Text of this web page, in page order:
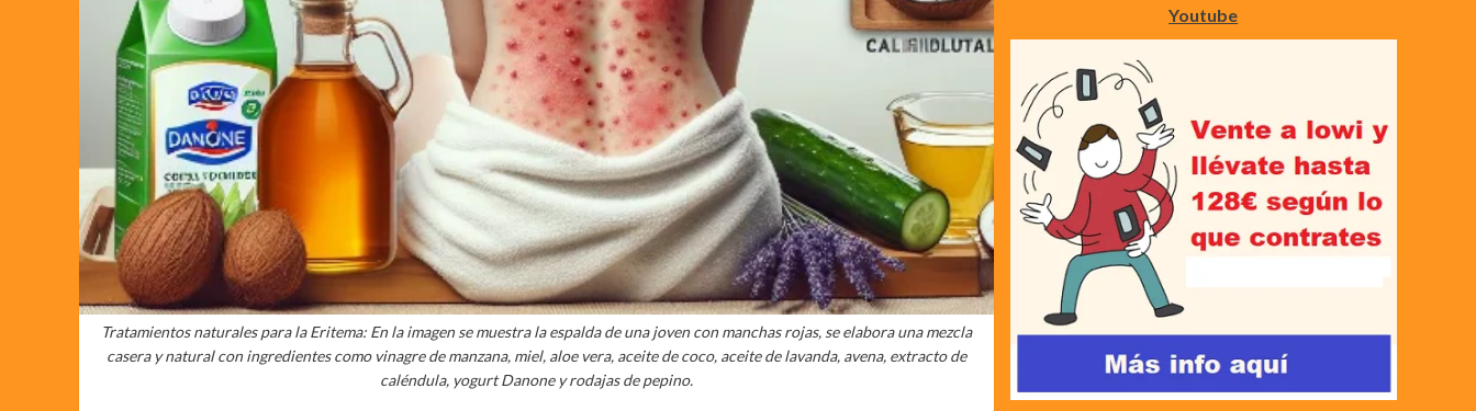
Tratamientos naturales para la Eritema: En la imagen se muestra la espalda de una joven con manchas rojas, se elabora una mezcla
casera y natural con ingredientes como vinagre de manzana, miel, aloe vera, aceite de coco, aceite de lavanda, avena, extracto de
caléndula, yogurt Danone y rodajas de pepino.
Youtube